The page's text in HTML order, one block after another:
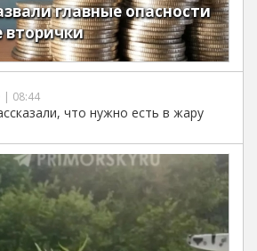
главные опасности
вторички
| 08:44
что нужно есть в жару